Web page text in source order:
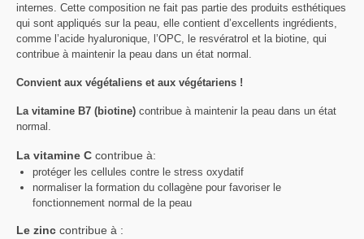
internes. Cette composition ne fait pas partie des produits esthétiques
qui sont appliqués sur la peau, elle contient d’excellents ingrédients,
comme l’acide hyaluronique, l’OPC, le resvératrol et la biotine, qui
contribue à maintenir la peau dans un état normal.
Convient aux végétaliens et aux végétariens !
La vitamine B7 (biotine) contribue à maintenir la peau dans un état
normal.
La vitamine C contribue à:
protéger les cellules contre le stress oxydatif
normaliser la formation du collagène pour favoriser le
fonctionnement normal de la peau
Le zinc contribue à :